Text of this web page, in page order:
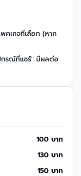
คเกจที่เลือก (หาก
กรณ์ที่แชร์" มีผลต่อ
100 บาท
130 บาท
150 บาท